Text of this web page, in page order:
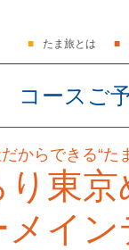
たま旅とは
コースご
からできる“た
り東
メイ